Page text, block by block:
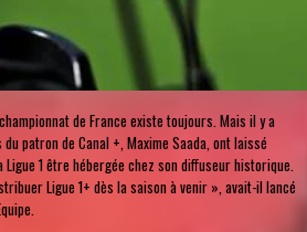
de France existe toujours. Mais il y a
patron de Canal +, Maxime Saada, ont laissé
1 être hébergée chez son diffuseur historique.
Ligue 1+ dès la saison à venir », avait-il lancé